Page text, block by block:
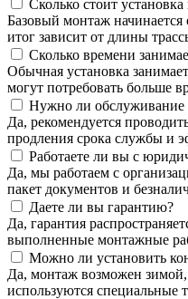
Сколько стоит
Базовый монтаж начинается
итог зависит от длины
Сколько времени
Обычная установка
могут потребовать больше
Нужно ли обслуживание
Да, рекомендуется
продления срока службы и
Работаете ли вы с
Да, мы работаем с
пакет документов и
Даете ли вы гарантию?
Да, гарантия
выполненные монтажные
Можно ли установить
Да, монтаж возможен
используются специальные